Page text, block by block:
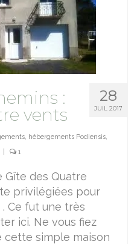
28
JUIL 2017
:
vents
, hébergements Podiensis,
1
Gîte des Quatre
privilégiées pour
. Ce fut une très
ici. Ne vous fiez
cette simple maison